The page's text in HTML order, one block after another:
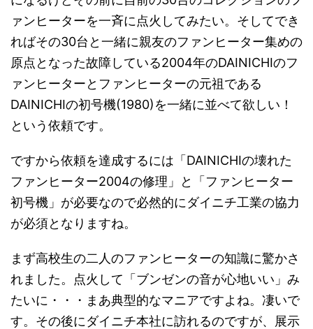
ァンヒーターを一斉に点火してみたい。そしてでき
ればその30台と一緒に親友のファンヒーター集めの
原点となった故障している2004年のDAINICHIのフ
ァンヒーターとファンヒーターの元祖である
DAINICHIの初号機(1980)を一緒に並べて欲しい！
という依頼です。
ですから依頼を達成するには「DAINICHIの壊れた
ファンヒーター2004の修理」と「ファンヒーター
初号機」が必要なので必然的にダイニチ工業の協力
が必須となりますね。
まず高校生の二人のファンヒーターの知識に驚かさ
れました。点火して「ブンゼンの音が心地いい」み
たいに・・・まあ典型的なマニアですよね。凄いで
す。その後にダイニチ本社に訪れるのですが、展示